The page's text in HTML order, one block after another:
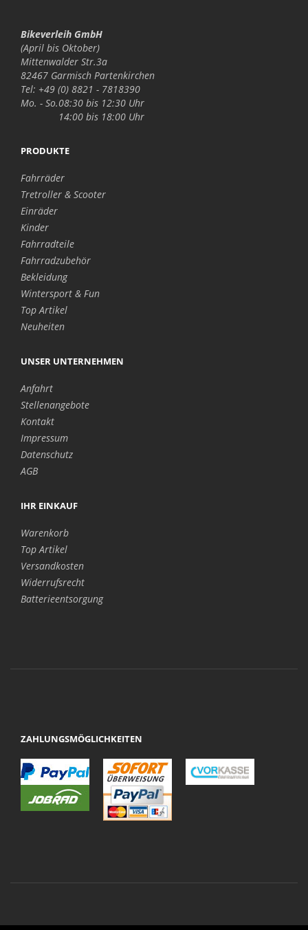
Bikeverleih GmbH
(April bis Oktober)
Mittenwalder Str.3a
82467 Garmisch Partenkirchen
Tel: +49 (0) 8821 - 7818390
Mo. - So.08:30 bis 12:30 Uhr
14:00 bis 18:00 Uhr
PRODUKTE
Fahrräder
Tretroller & Scooter
Einräder
Kinder
Fahrradteile
Fahrradzubehör
Bekleidung
Wintersport & Fun
Top Artikel
Neuheiten
UNSER UNTERNEHMEN
Anfahrt
Stellenangebote
Kontakt
Impressum
Datenschutz
AGB
IHR EINKAUF
Warenkorb
Top Artikel
Versandkosten
Widerrufsrecht
Batterieentsorgung
ZAHLUNGSMÖGLICHKEITEN